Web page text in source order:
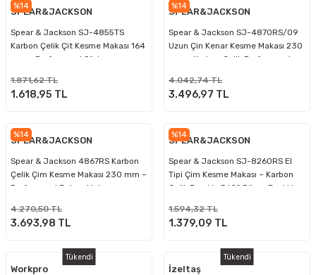
%14
SPEAR&JACKSON
Spear & Jackson SJ-4855TS
Karbon Çelik Çit Kesme Makası 164
mm – Profesyonel Süsleme ve
1.871,62 TL
1.618,95 TL
%14
SPEAR&JACKSON
Spear & Jackson SJ-4870RS/09
Uzun Çin Kenar Kesme Makası 230
mm – Karbon Çelik Profesyonel
4.042,74 TL
3.496,97 TL
%14
SPEAR&JACKSON
Spear & Jackson 4867RS Karbon
Çelik Çim Kesme Makası 230 mm –
Profesyonel Bahçe Makası
4.270,50 TL
3.693,98 TL
%14
SPEAR&JACKSON
Spear & Jackson SJ-8260RS El
Tipi Çim Kesme Makası – Karbon
Çelik Bıçaklı, 360° Döner Başlıklı
1.594,32 TL
1.379,09 TL
Tükendi
Workpro
Tükendi
İzeltaş